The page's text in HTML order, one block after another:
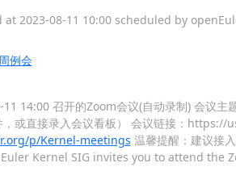
2023-08-11 10:00 scheduled by
例会
14:00 召开的Zoom会议(自动录制) 会议
或直接录入会议看板） 会议链接：
p/Kernel-meetings 温馨提醒：建议接
Kernel SIG invites you to attend the